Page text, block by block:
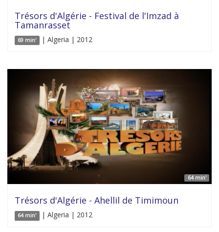
Trésors d'Algérie - Festival de l'Imzad à
Tamanrasset
69 min' | Algeria | 2012
64 min'
Trésors d'Algérie - Ahellil de Timimoun
64 min' | Algeria | 2012